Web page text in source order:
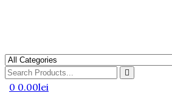
Search
for
0 0.00lei